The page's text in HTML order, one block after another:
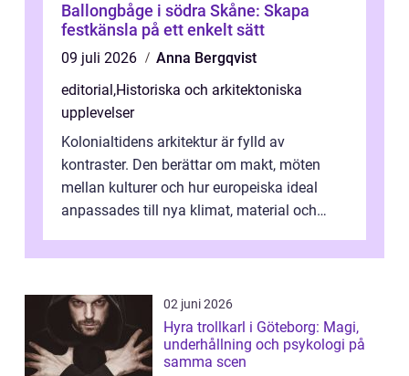
Ballongbåge i södra Skåne: Skapa
festkänsla på ett enkelt sätt
09 juli 2026
Anna Bergqvist
editorial,Historiska och arkitektoniska
upplevelser
Kolonialtidens arkitektur är fylld av
kontraster. Den berättar om makt, möten
mellan kulturer och hur europeiska ideal
anpassades till nya klimat, material och
02 juni 2026
Hyra trollkarl i Göteborg: Magi,
underhållning och psykologi på
samma scen